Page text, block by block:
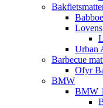
Babboe
Lovens
Urban
Barbecue
Ofyr
BMW
BMW